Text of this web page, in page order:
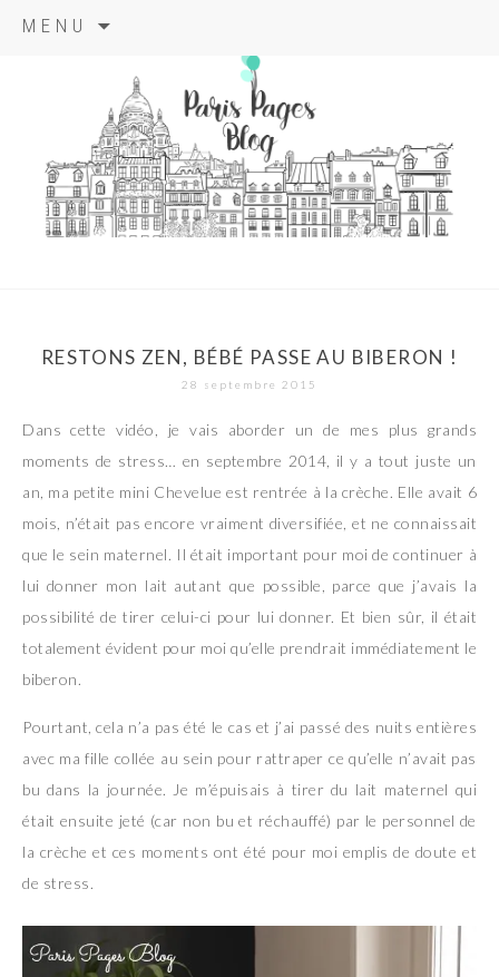
MENU
principal
paris pages
blog
RESTONS ZEN, BÉBÉ PASSE AU BIBERON !
28 septembre 2015
Dans cette vidéo, je vais aborder un de mes plus grands
moments de stress… en septembre 2014, il y a tout juste un
an, ma petite mini Chevelue est rentrée à la crèche. Elle avait 6
mois, n’était pas encore vraiment diversifiée, et ne connaissait
que le sein maternel. Il était important pour moi de continuer à
lui donner mon lait autant que possible, parce que j’avais la
possibilité de tirer celui-ci pour lui donner. Et bien sûr, il était
totalement évident pour moi qu’elle prendrait immédiatement le
biberon.
Pourtant, cela n’a pas été le cas et j’ai passé des nuits entières
avec ma fille collée au sein pour rattraper ce qu’elle n’avait pas
bu dans la journée. Je m’épuisais à tirer du lait maternel qui
était ensuite jeté (car non bu et réchauffé) par le personnel de
la crèche et ces moments ont été pour moi emplis de doute et
de stress.